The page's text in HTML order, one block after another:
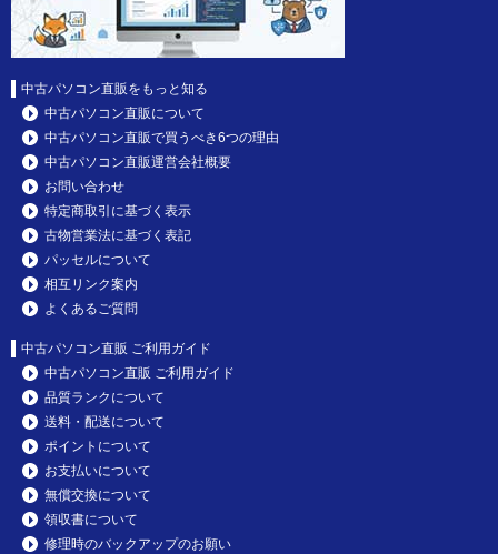
中古パソコン直販をもっと知る
中古パソコン直販について
中古パソコン直販で買うべき6つの理由
中古パソコン直販運営会社概要
お問い合わせ
特定商取引に基づく表示
古物営業法に基づく表記
パッセルについて
相互リンク案内
よくあるご質問
中古パソコン直販 ご利用ガイド
中古パソコン直販 ご利用ガイド
品質ランクについて
送料・配送について
ポイントについて
お支払いについて
無償交換について
領収書について
修理時のバックアップのお願い